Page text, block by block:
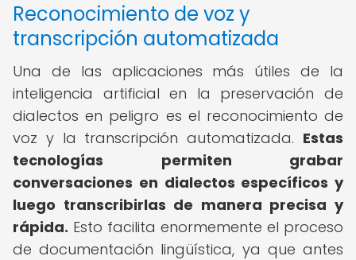
Reconocimiento de voz y
transcripción automatizada
Una de las aplicaciones más útiles de la
inteligencia artificial en la preservación de
dialectos en peligro es el reconocimiento de
voz y la transcripción automatizada. Estas
tecnologías permiten grabar
conversaciones en dialectos específicos y
luego transcribirlas de manera precisa y
rápida. Esto facilita enormemente el proceso
de documentación lingüística, ya que antes